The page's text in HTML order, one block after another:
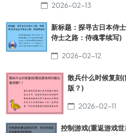
2026-02-13
新标题：探寻古日本侍
侍士之路：侍魂零续写)
2026-02-12
散兵什么时候复刻
版？)
2026-02-11
控制游戏(重返游戏